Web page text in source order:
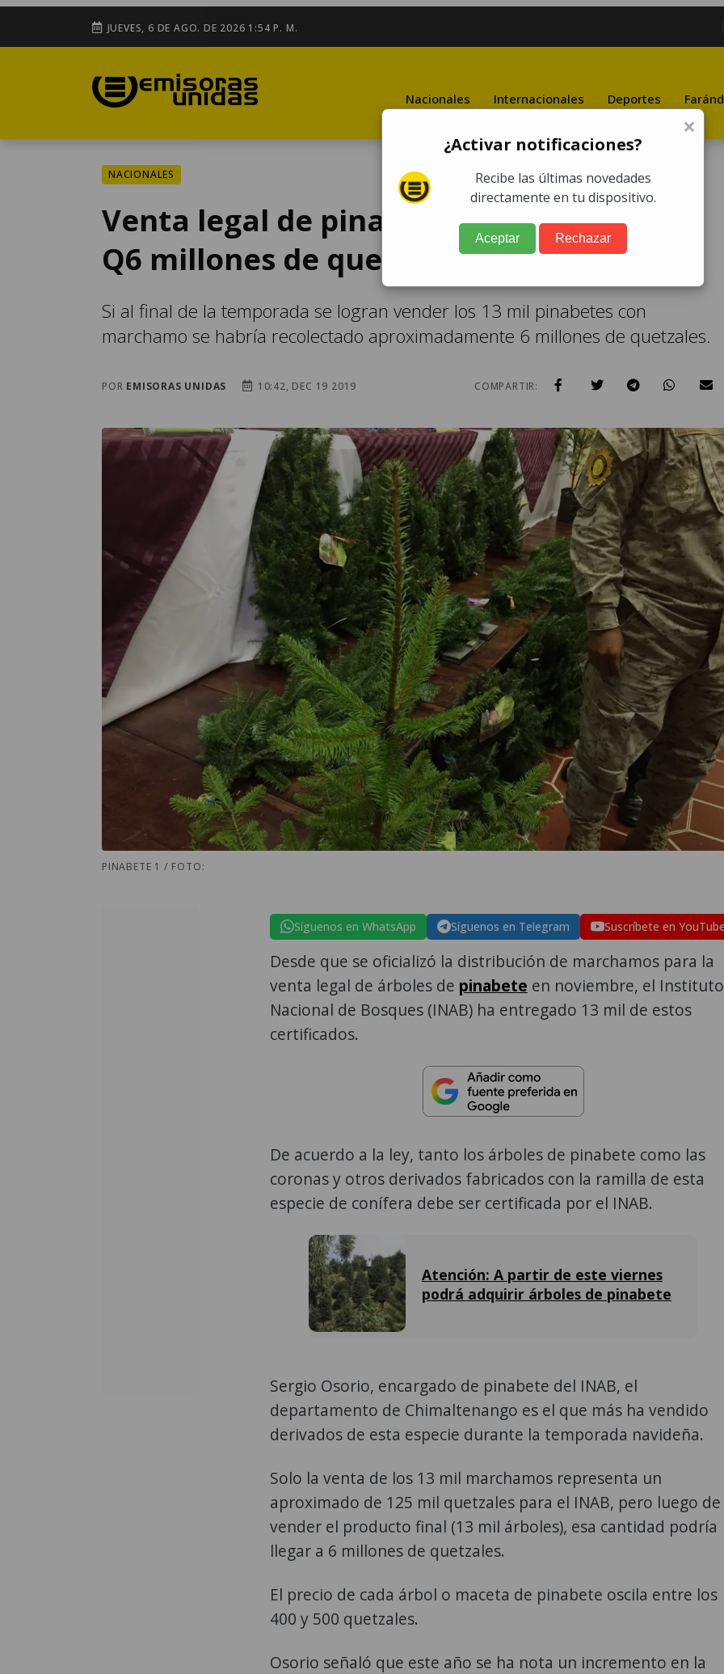
JUEVES, 6 DE AGO. DE 2026 1:54 P. M.
Nacionales Internacionales Deportes
NACIONALES
Venta legal de pinabete podría cerrar en
Q6 millones de quetzales
Si al final de la temporada se logran vender los 13 mil pinabetes con
marchamo se habría recolectado aproximadamente 6 millones de quetzales.
POR EMISORAS UNIDAS 10:42, DEC 19 2019 COMPARTIR:
PINABETE 1 / FOTO:
Síguenos en WhatsApp Síguenos en Telegram Suscríbete en
Desde que se oficializó la distribución de marchamos para la
venta legal de árboles de pinabete en noviembre, el Instituto
Nacional de Bosques (INAB) ha entregado 13 mil de estos
certificados.
De acuerdo a la ley, tanto los árboles de pinabete como las
coronas y otros derivados fabricados con la ramilla de esta
especie de conífera debe ser certificada por el INAB.
Atención: A partir de este viernes
podrá adquirir árboles de pinabete
Sergio Osorio, encargado de pinabete del INAB, el
departamento de Chimaltenango es el que más ha vendido
derivados de esta especie durante la temporada navideña.
Solo la venta de los 13 mil marchamos representa un
aproximado de 125 mil quetzales para el INAB, pero luego de
vender el producto final (13 mil árboles), esa cantidad podría
llegar a 6 millones de quetzales.
El precio de cada árbol o maceta de pinabete oscila entre los
400 y 500 quetzales.
Osorio señaló que este año se ha nota un incremento en la
×
¿Activar notificaciones?
Recibe las últimas novedades
directamente en tu dispositivo.
Aceptar Rechazar